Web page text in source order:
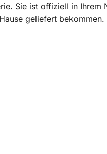
Sie ist offiziell in Ihrem
geliefert bekommen.